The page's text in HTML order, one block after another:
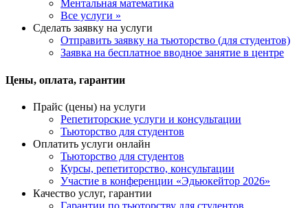
Ментальная математика
Все услуги »
Сделать заявку на услуги
Отправить заявку на тьюторство (для студентов)
Заявка на бесплатное вводное занятие в центре
Цены, оплата, гарантии
Прайс (цены) на услуги
Репетиторские услуги и консультации
Тьюторство для студентов
Оплатить услуги онлайн
Тьюторство для студентов
Курсы, репетиторство, консультации
Участие в конференции «Эдьюкейтор 2026»
Качество услуг, гарантии
Гарантии по тьюторству для студентов